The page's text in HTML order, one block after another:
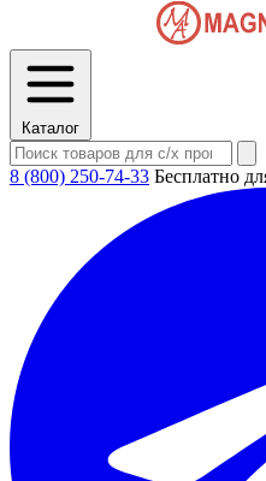
Каталог
8 (800) 250-74-33 Бесплатно